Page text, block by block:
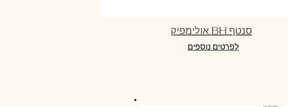
סנטף BH אולימפיק
לפרטים נוספים